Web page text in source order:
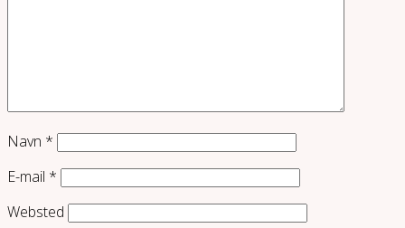
Navn *
E-mail *
Websted